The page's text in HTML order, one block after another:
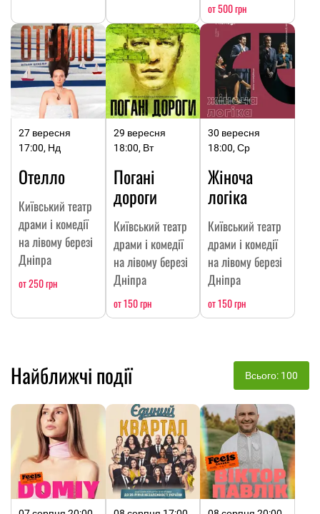
от 500 грн
27 вересня
17:00, Нд
Отелло
Київський театр
драми і комедії
на лівому березі
Дніпра
от 250 грн
29 вересня
18:00, Вт
Погані
дороги
Київський театр
драми і комедії
на лівому березі
Дніпра
от 150 грн
30 вересня
18:00, Ср
Жіноча
логіка
Київський театр
драми і комедії
на лівому березі
Дніпра
от 150 грн
Найближчі події Всього: 100